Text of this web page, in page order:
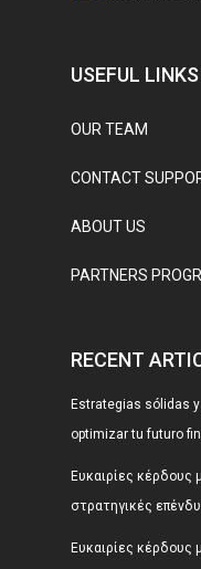
USEFUL LINKS
OUR TEAM
CONTACT
ABOUT US
PARTNERS
RECENT
Estrategias sólidas
optimizar tu futuro
Ευκαιρίες κέρδους
στρατηγικές
Ευκαιρίες κέρδους